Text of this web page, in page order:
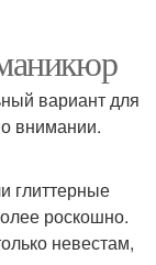
вариант для
внимании.
глиттерные
роскошно.
невестам,